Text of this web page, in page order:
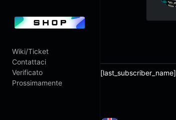
Wiki/Ticket
Contattaci
Verificato
Prossimamente
[last_subscriber_name]